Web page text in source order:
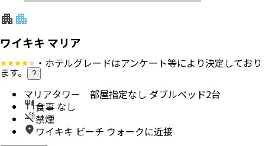
ワイキキ マリア
・ホテルグレードはアンケート等により決定しており
ます。 ?
マリアタワー 部屋指定なし ダブルベッド2台
食事 なし
禁煙
ワイキキ ビーチ ウォークに近接